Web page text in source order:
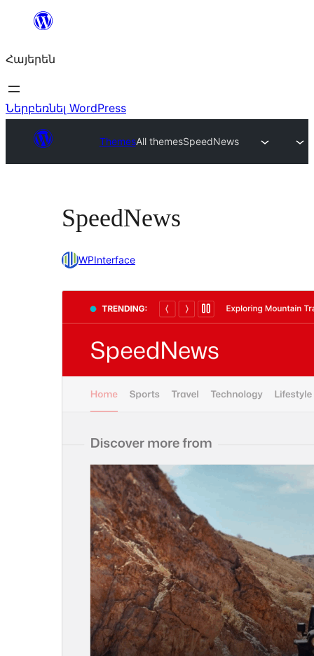
Անցնել
Հայերեն
Ներբեռնել WordPress
ThemesAll themesSpeedNews
SpeedNews
WPInterface